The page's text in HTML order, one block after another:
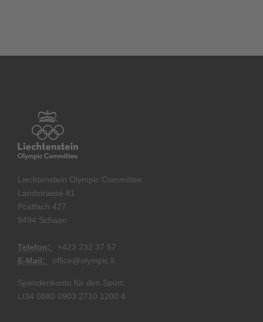
Liechtenstein Olympic Committee
Landstrasse 81
Postfach 427
9494 Schaan
Telefon: +423 232 37 57
E-Mail:
office@olympic.li
Spendenkonto für den Sport:
LI34 0880 0903 2710 1200 4